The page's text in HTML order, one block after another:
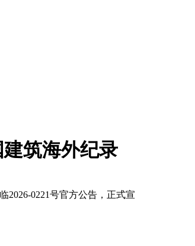
筑海外纪录
0221号官方公告，正式宣